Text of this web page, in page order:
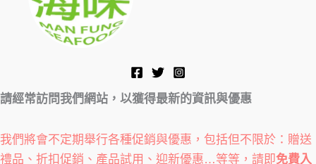
請經常訪問我們網站，以獲得最新的資訊與優惠
我們將會不定期舉行各種促銷與優惠，包括但不限於：贈送
禮品、折扣促銷、產品試用、迎新優惠…等等，請即免費入